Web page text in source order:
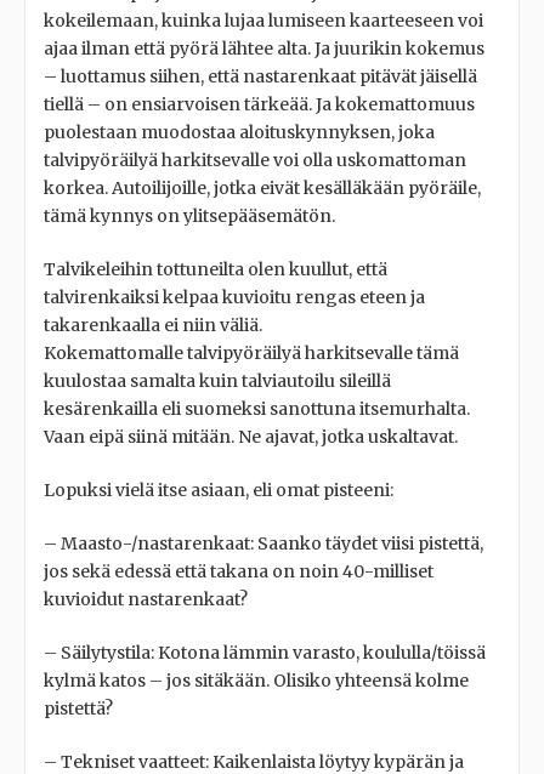
kokeilemaan, kuinka lujaa lumiseen kaarteeseen voi
ajaa ilman että pyörä lähtee alta. Ja juurikin kokemus
– luottamus siihen, että nastarenkaat pitävät jäisellä
tiellä – on ensiarvoisen tärkeää. Ja kokemattomuus
puolestaan muodostaa aloituskynnyksen, joka
talvipyöräilyä harkitsevalle voi olla uskomattoman
korkea. Autoilijoille, jotka eivät kesälläkään pyöräile,
tämä kynnys on ylitsepääsemätön.
Talvikeleihin tottuneilta olen kuullut, että
talvirenkaiksi kelpaa kuvioitu rengas eteen ja
takarenkaalla ei niin väliä.
Kokemattomalle talvipyöräilyä harkitsevalle tämä
kuulostaa samalta kuin talviautoilu sileillä
kesärenkailla eli suomeksi sanottuna itsemurhalta.
Vaan eipä siinä mitään. Ne ajavat, jotka uskaltavat.
Lopuksi vielä itse asiaan, eli omat pisteeni:
– Maasto-/nastarenkaat: Saanko täydet viisi pistettä,
jos sekä edessä että takana on noin 40-milliset
kuvioidut nastarenkaat?
– Säilytystila: Kotona lämmin varasto, koululla/töissä
kylmä katos – jos sitäkään. Olisiko yhteensä kolme
pistettä?
– Tekniset vaatteet: Kaikenlaista löytyy kypärän ja